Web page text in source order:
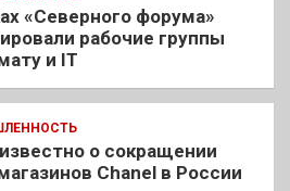
«Северного форума»
рабочие группы
и IT
о сокращении
Chanel в России